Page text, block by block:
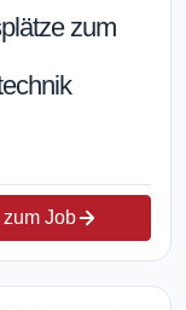
zum
zum Job